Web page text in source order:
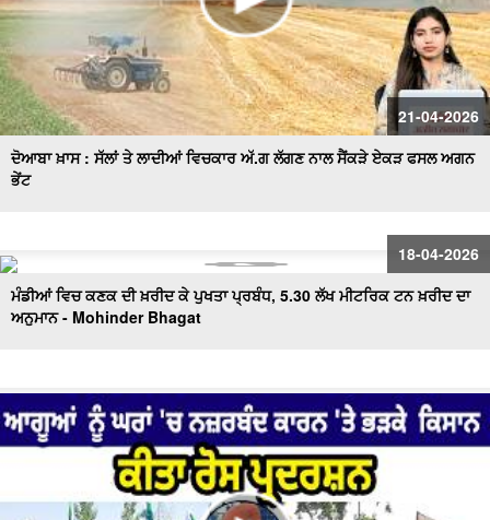
21-04-2026
ਦੋਆਬਾ ਖ਼ਾਸ : ਸੱਲਾਂ ਤੇ ਲਾਦੀਆਂ ਵਿਚਕਾਰ ਅੱ.ਗ ਲੱਗਣ ਨਾਲ ਸੈਂਕੜੇ ਏਕੜ ਫਸਲ ਅਗਨ
ਭੇਂਟ
18-04-2026
ਮੰਡੀਆਂ ਵਿਚ ਕਣਕ ਦੀ ਖ਼ਰੀਦ ਕੇ ਪੁਖਤਾ ਪ੍ਰਬੰਧ, 5.30 ਲੱਖ ਮੀਟਰਿਕ ਟਨ ਖ਼ਰੀਦ ਦਾ
ਅਨੁਮਾਨ - Mohinder Bhagat